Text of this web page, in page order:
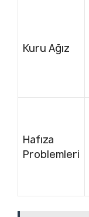
Kuru Ağız
Hafıza
Problemleri